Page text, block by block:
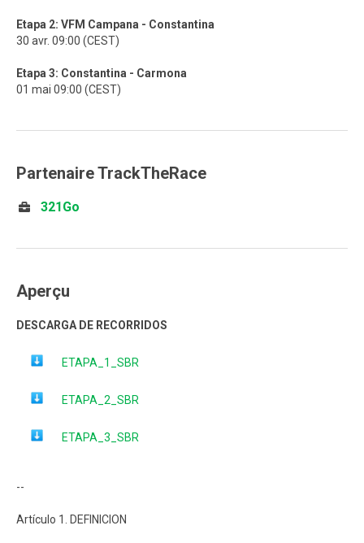
Etapa 2: VFM Campana - Constantina
30 avr. 09:00 (CEST)
Etapa 3: Constantina - Carmona
01 mai 09:00 (CEST)
Partenaire TrackTheRace
321Go
Aperçu
DESCARGA DE RECORRIDOS
ETAPA_1_SBR
ETAPA_2_SBR
ETAPA_3_SBR
--
Artículo 1. DEFINICION